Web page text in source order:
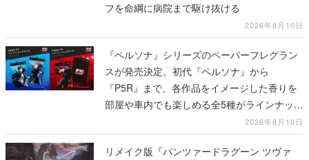
フを命綱に病院まで駆け抜ける
2026年8月10日
『ペルソナ』シリーズのペーパーフレグラン
スが発売決定。初代『ペルソナ』から
『P5R』まで、各作品をイメージした香りを
部屋や車内でも楽しめる全5種がラインナッ
プ、予約受付は8月17日12時より開始2026年8月10日
リメイク版『パンツァードラグーン ツヴァ